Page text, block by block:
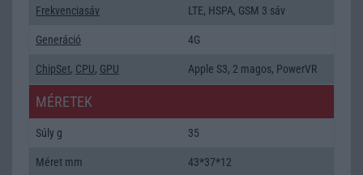
Frekvenciasáv LTE, HSPA, GSM 3 sáv
Generáció 4G
ChipSet, CPU, GPU Apple S3, 2 magos, PowerVR
MÉRETEK
Súly g 35
Méret mm 43*37*12